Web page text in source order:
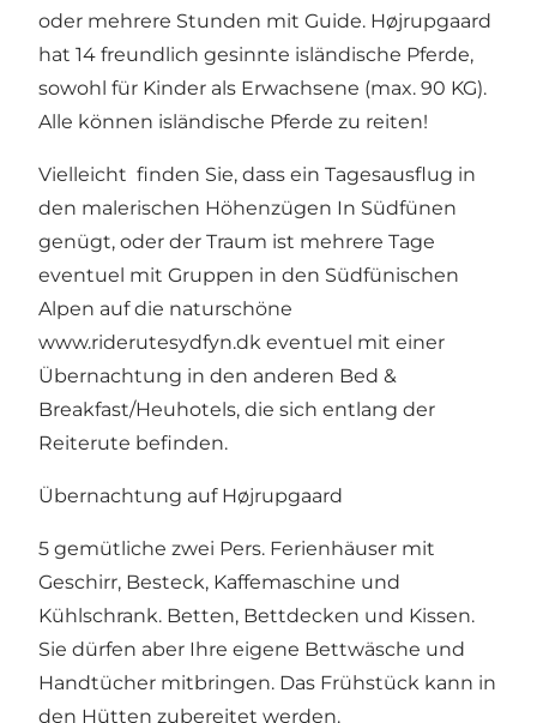
oder mehrere Stunden mit Guide. Højrupgaard
hat 14 freundlich gesinnte isländische Pferde,
sowohl für Kinder als Erwachsene (max. 90 KG).
Alle können isländische Pferde zu reiten!
Vielleicht finden Sie, dass ein Tagesausflug in
den malerischen Höhenzügen In Südfünen
genügt, oder der Traum ist mehrere Tage
eventuel mit Gruppen in den Südfünischen
Alpen auf die naturschöne
www.riderutesydfyn.dk eventuel mit einer
Übernachtung in den anderen Bed &
Breakfast/Heuhotels, die sich entlang der
Reiterute befinden.
Übernachtung auf Højrupgaard
5 gemütliche zwei Pers. Ferienhäuser mit
Geschirr, Besteck, Kaffemaschine und
Kühlschrank. Betten, Bettdecken und Kissen.
Sie dürfen aber Ihre eigene Bettwäsche und
Handtücher mitbringen. Das Frühstück kann in
den Hütten zubereitet werden.